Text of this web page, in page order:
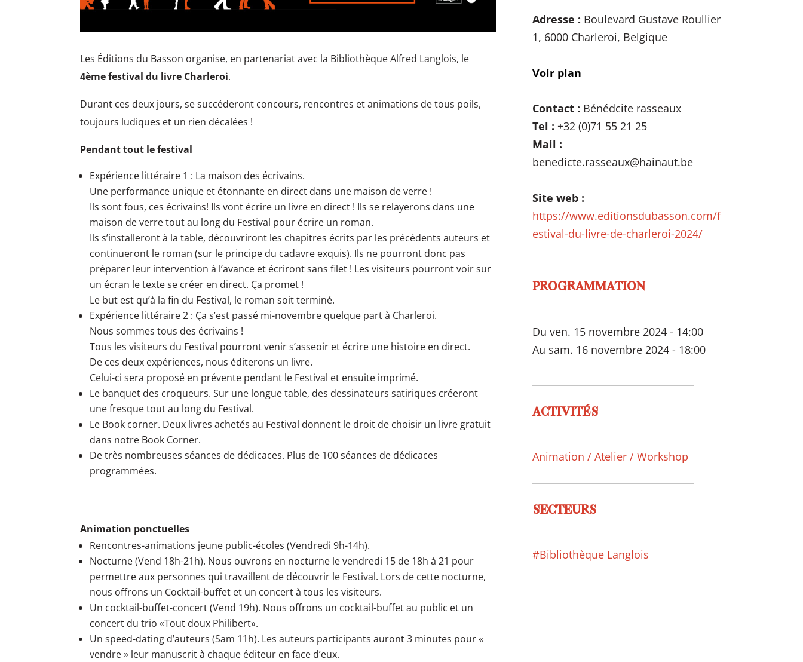
Les Éditions du Basson organise, en partenariat avec la Bibliothèque Alfred Langlois, le
4ème festival du livre Charleroi.
Durant ces deux jours, se succéderont concours, rencontres et animations de tous poils,
toujours ludiques et un rien décalées !
Pendant tout le festival
Expérience littéraire 1 : La maison des écrivains.
Une performance unique et étonnante en direct dans une maison de verre !
Ils sont fous, ces écrivains! Ils vont écrire un livre en direct ! Ils se relayerons dans une
maison de verre tout au long du Festival pour écrire un roman.
Ils s’installeront à la table, découvriront les chapitres écrits par les précédents auteurs et
continueront le roman (sur le principe du cadavre exquis). Ils ne pourront donc pas
préparer leur intervention à l’avance et écriront sans filet ! Les visiteurs pourront voir sur
un écran le texte se créer en direct. Ça promet !
Le but est qu’à la fin du Festival, le roman soit terminé.
Expérience littéraire 2 : Ça s’est passé mi-novembre quelque part à Charleroi.
Nous sommes tous des écrivains !
Tous les visiteurs du Festival pourront venir s’asseoir et écrire une histoire en direct.
De ces deux expériences, nous éditerons un livre.
Celui-ci sera proposé en prévente pendant le Festival et ensuite imprimé.
Le banquet des croqueurs. Sur une longue table, des dessinateurs satiriques créeront
une fresque tout au long du Festival.
Le Book corner. Deux livres achetés au Festival donnent le droit de choisir un livre gratuit
dans notre Book Corner.
De très nombreuses séances de dédicaces. Plus de 100 séances de dédicaces
programmées.
Animation ponctuelles
Rencontres-animations jeune public-écoles (Vendredi 9h-14h).
Nocturne (Vend 18h-21h). Nous ouvrons en nocturne le vendredi 15 de 18h à 21 pour
permettre aux personnes qui travaillent de découvrir le Festival. Lors de cette nocturne,
nous offrons un Cocktail-buffet et un concert à tous les visiteurs.
Un cocktail-buffet-concert (Vend 19h). Nous offrons un cocktail-buffet au public et un
concert du trio «Tout doux Philibert».
Un speed-dating d’auteurs (Sam 11h). Les auteurs participants auront 3 minutes pour «
vendre » leur manuscrit à chaque éditeur en face d’eux.
Adresse : Boulevard Gustave Roullier
1, 6000 Charleroi, Belgique
Voir plan
Contact : Bénédcite rasseaux
Tel : +32 (0)71 55 21 25
Mail :
benedicte.rasseaux@hainaut.be
Site web :
https://www.editionsdubasson.com/f
estival-du-livre-de-charleroi-2024/
PROGRAMMATION
Du ven. 15 novembre 2024 - 14:00
Au sam. 16 novembre 2024 - 18:00
ACTIVITÉS
Animation / Atelier / Workshop
SECTEURS
#Bibliothèque Langlois